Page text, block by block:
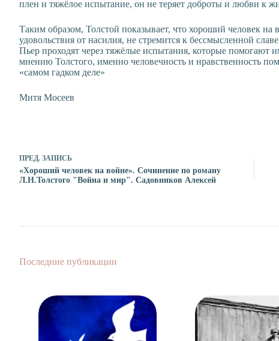
плен и тяжёлое испытание, он не теряет доброты и любви к
Таким образом, Толстой показывает, что хороший человек на
удовольствия от насилия, не стремится к бессмысленной
Пьер проходят через тяжёлые испытания, которые
мнению Толстого, именно человечность и нравственность
«самом гадком деле»
Митя Мосеев
ПРЕД. ЗАПИСЬ
«Хороший человек на войне». Сочинение по роману
Л.Н.Толстого "Война и мир". Садовников Алексей
Последние публикации